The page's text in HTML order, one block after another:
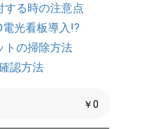
する時の注意点
電光看板導入!?
トの掃除方法
認方法
￥0